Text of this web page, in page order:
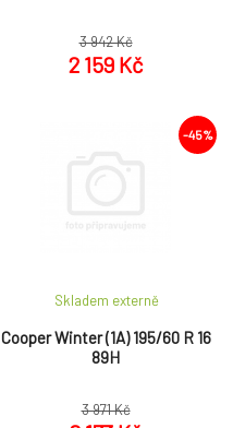
3 942 Kč
2 159 Kč
-45%
Cooper Winter (1A) 195/60 R 16
89H
Skladem externě
3 971 Kč